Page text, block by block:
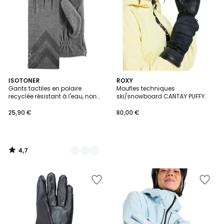
ISOTONER
Gants tactiles en polaire
recyclée résistant à l'eau, non
25,90 €
4,7
/ 5
3
Couleurs
4,7
/
ROXY
Moufles techniques
ski/snowboard CANTAY PUFFY.
80,00 €